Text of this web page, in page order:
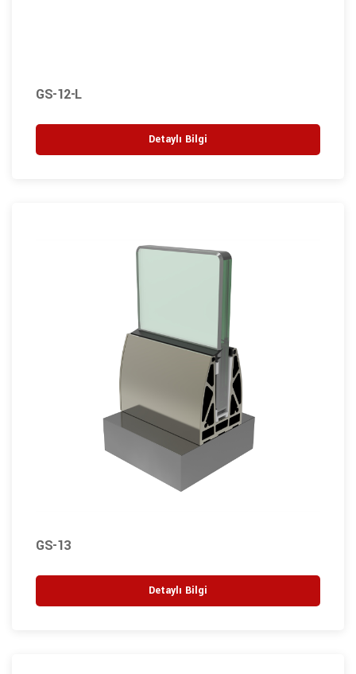
GS-12-L
Detaylı Bilgi
GS-13
Detaylı Bilgi